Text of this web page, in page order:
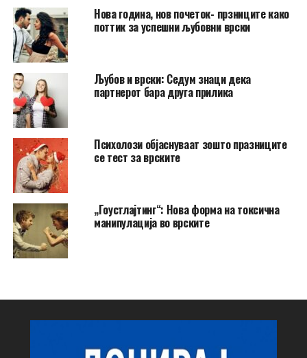
Нова година, нов почеток- прзниците како
поттик за успешни љубовни врски
Љубов и врски: Седум знаци дека
партнерот бара друга прилика
Психолози објаснуваат зошто празниците
се тест за врските
„Гоустлајтинг“: Нова форма на токсична
манипулација во врските